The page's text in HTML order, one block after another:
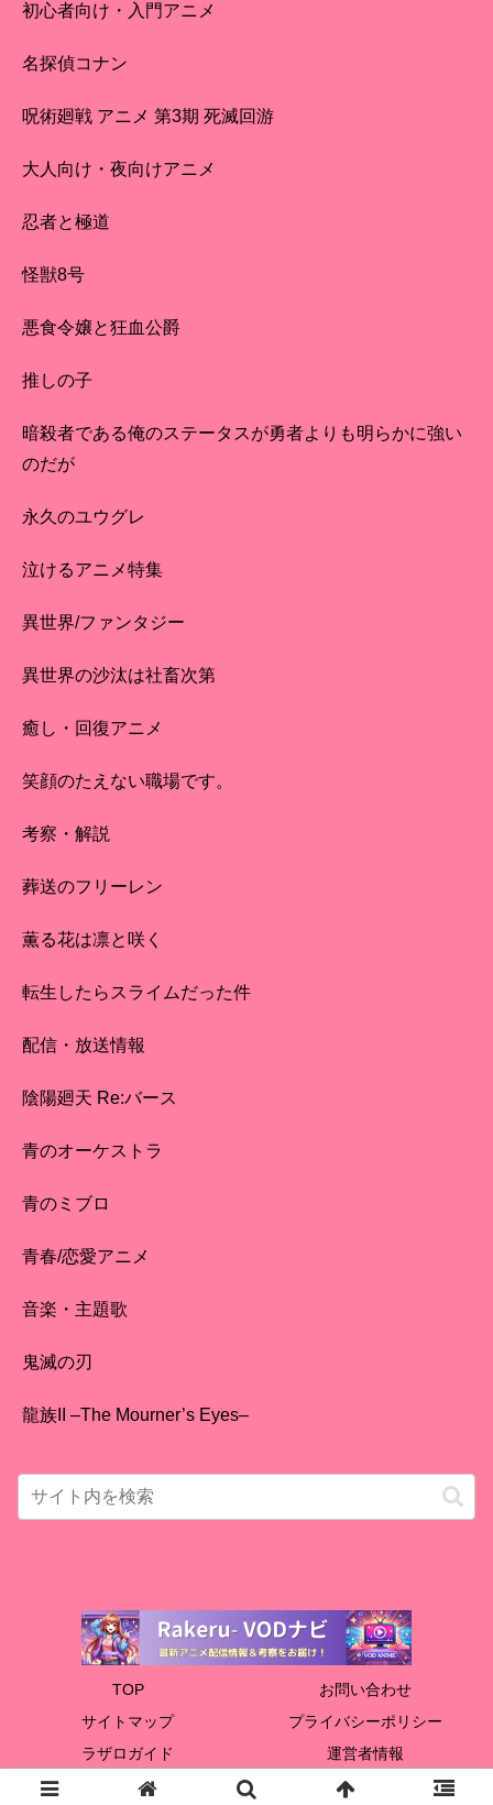
初心者向け・入門アニメ
名探偵コナン
呪術廻戦 アニメ 第3期 死滅回游
大人向け・夜向けアニメ
忍者と極道
怪獣8号
悪食令嬢と狂血公爵
推しの子
暗殺者である俺のステータスが勇者よりも明らかに強い
のだが
永久のユウグレ
泣けるアニメ特集
異世界/ファンタジー
異世界の沙汰は社畜次第
癒し・回復アニメ
笑顔のたえない職場です。
考察・解説
葬送のフリーレン
薫る花は凛と咲く
転生したらスライムだった件
配信・放送情報
陰陽廻天 Re:バース
青のオーケストラ
青のミブロ
青春/恋愛アニメ
音楽・主題歌
鬼滅の刃
龍族II –The Mourner’s Eyes–
TOP
お問い合わせ
サイトマップ
プライバシーポリシー
ラザロガイド
運営者情報
© 2024 Rakeru.